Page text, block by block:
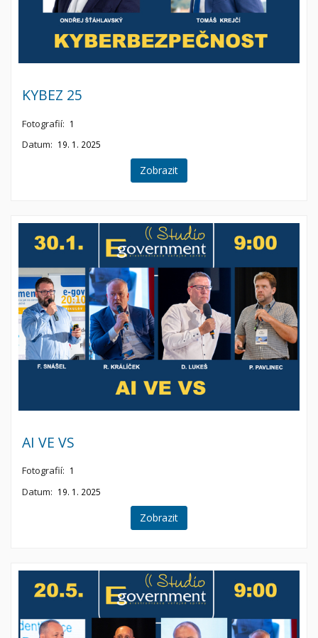
KYBEZ 25
Fotografií: 1
Datum: 19. 1. 2025
Zobrazit
AI VE VS
Fotografií: 1
Datum: 19. 1. 2025
Zobrazit